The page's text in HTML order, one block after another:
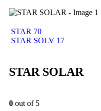
STAR 70
STAR SOLV 17
STAR SOLAR
0 out of 5